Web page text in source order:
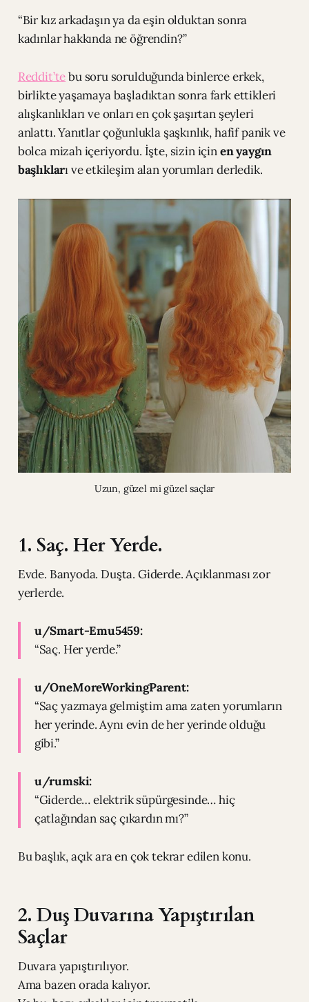
“Bir kız arkadaşın ya da eşin olduktan sonra
kadınlar hakkında ne öğrendin?”
Reddit’tebu soru sorulduğunda binlerce erkek,
birlikte yaşamaya başladıktan sonra fark ettikleri
alışkanlıkları ve onları en çok şaşırtan şeyleri
anlattı. Yanıtlar çoğunlukla şaşkınlık, hafif panik ve
bolca mizah içeriyordu. İşte, sizin içinen yaygın
başlıkları ve etkileşim alan yorumları derledik.
Uzun, güzel mi güzel saçlar
1. Saç. Her Yerde.
Evde. Banyoda. Duşta. Giderde. Açıklanması zor
yerlerde.
u/Smart-Emu5459:
“Saç. Her yerde.”
u/OneMoreWorkingParent:
“Saç yazmaya gelmiştim ama zaten yorumların
her yerinde. Aynı evin de her yerinde olduğu
gibi.”
u/rumski:
“Giderde… elektrik süpürgesinde… hiç
çatlağından saç çıkardın mı?”
Bu başlık, açık ara en çok tekrar edilen konu.
2. Duş Duvarına Yapıştırılan
Saçlar
Duvara yapıştırılıyor.
Ama bazen orada kalıyor.